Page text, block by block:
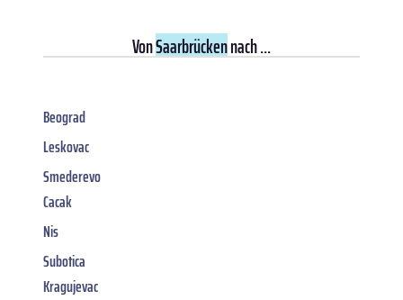
VonSaarbrückennach ...
Beograd
Leskovac
Smederevo
Cacak
Nis
Subotica
Kragujevac